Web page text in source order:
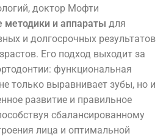
доктор Мофти
методики и аппараты для
и долгосрочных результатов
Его подход выходит за
функциональная
только выравнивает зубы, но и
развитие и правильное
сбалансированному
лица и оптимальной